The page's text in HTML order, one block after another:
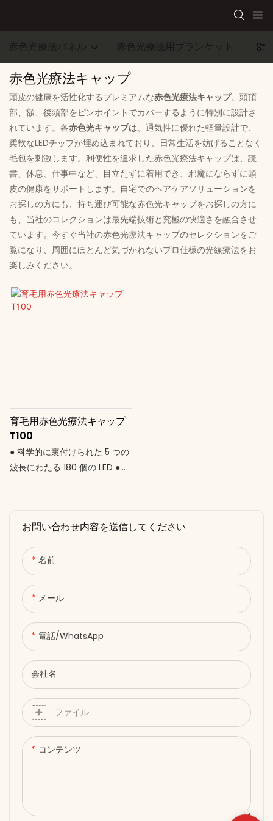
赤色光療法パネル 赤色光療法用ブランケット ウ
赤色光療法キャップ
頭皮の健康を活性化するプレミアムな赤色光療法キャップ。頭頂
部、額、後頭部をピンポイントでカバーするように特別に設計さ
れています。各赤色光キャップは、通気性に優れた軽量設計で、
柔軟なLEDチップが埋め込まれており、日常生活を妨げることなく
毛包を刺激します。利便性を追求した赤色光療法キャップは、読
書、休息、仕事中など、目立たずに着用でき、邪魔にならずに頭
皮の健康をサポートします。自宅でのヘアケアソリューションを
お探しの方にも、持ち運び可能な赤色光キャップをお探しの方に
も、当社のコレクションは最先端技術と究極の快適さを融合させ
ています。今すぐ当社の赤色光療法キャップのセレクションをご
覧になり、周囲にほとんど気づかれないプロ仕様の光線療法をお
楽しみください。
お問い合わせ内容を送信してください
名前
メール
電話/WhatsApp
会社名
ファイル
コンテンツ
育毛用赤色光療法キャップ
T100
● 科学的に裏付けられた 5 つの
波長にわたる 180 個の LED ●
ル ● 30W の高効率出力 – パワ
フルでありながら安全 ● ユニバ
ーサル AC 入力 (85–265V) –
アダプター不要 ● タイマー: 5～
30 分で柔軟なトリートメント
時間 ● 軽量で人間工学に基づい
たデザインで快適な装着感 根元
を健やかに保ち、心をクリア
に。